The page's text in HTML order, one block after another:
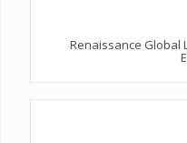
Renaissance Global